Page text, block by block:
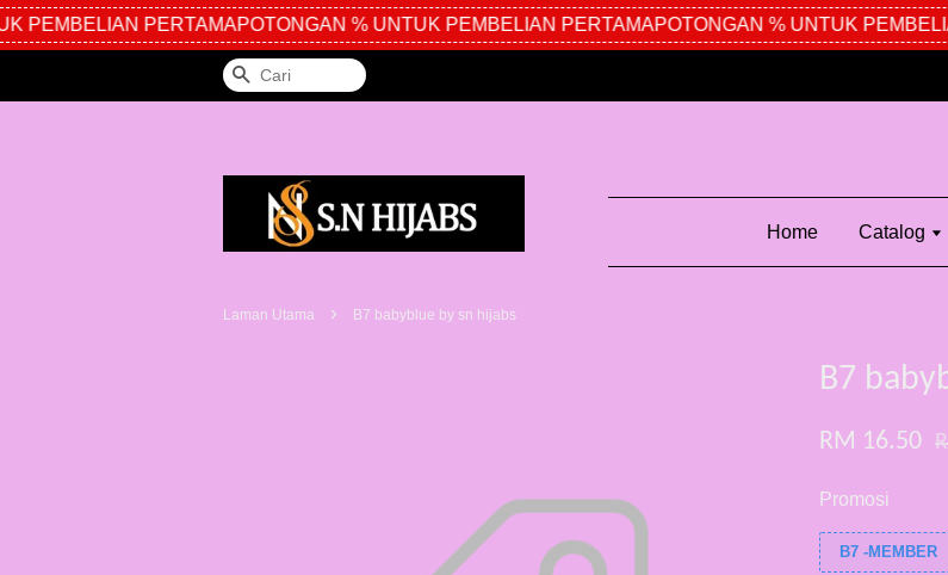
PEMBELIAN PERTAMAPOTONGAN % UNTUK PEMBELIAN PERTAMAPOTONGAN % UNTUK
Cari
Home Catalog
Laman Utama › B7 babyblue by sn hijabs
B7
RM 16.50
Promosi
B7 -MEMBER